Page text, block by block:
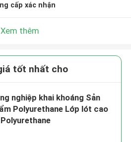
cấp xác nhận
Xem thêm
tốt nhất cho
nghiệp khai khoáng Sản
Polyurethane Lớp lót cao